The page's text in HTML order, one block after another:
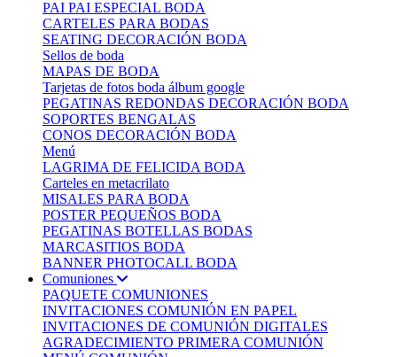
PAI PAI ESPECIAL BODA
CARTELES PARA BODAS
SEATING DECORACIÓN BODA
Sellos de boda
MAPAS DE BODA
Tarjetas de fotos boda álbum google
PEGATINAS REDONDAS DECORACIÓN BODA
SOPORTES BENGALAS
CONOS DECORACIÓN BODA
Menú
LAGRIMA DE FELICIDA BODA
Carteles en metacrilato
MISALES PARA BODA
POSTER PEQUEÑOS BODA
PEGATINAS BOTELLAS BODAS
MARCASITIOS BODA
BANNER PHOTOCALL BODA
Comuniones
PAQUETE COMUNIONES
INVITACIONES COMUNIÓN EN PAPEL
INVITACIONES DE COMUNIÓN DIGITALES
AGRADECIMIENTO PRIMERA COMUNIÓN